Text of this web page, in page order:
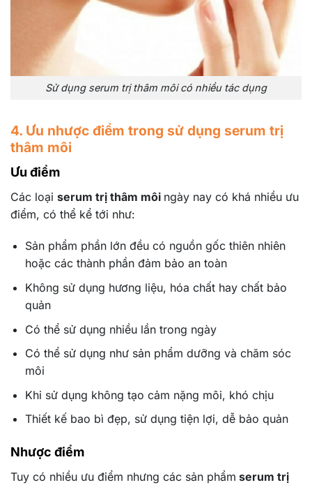
Sử dụng serum trị thâm môi có nhiều tác dụng
4. Ưu nhược điểm trong sử dụng serum trị
thâm môi
Ưu điểm
Các loại serum trị thâm môi ngày nay có khá nhiều ưu
điểm, có thể kể tới như:
Sản phẩm phần lớn đều có nguồn gốc thiên nhiên
hoặc các thành phần đảm bảo an toàn
Không sử dụng hương liệu, hóa chất hay chất bảo
quản
Có thể sử dụng nhiều lần trong ngày
Có thể sử dụng như sản phẩm dưỡng và chăm sóc
môi
Khi sử dụng không tạo cảm nặng môi, khó chịu
Thiết kế bao bì đẹp, sử dụng tiện lợi, dễ bảo quản
Nhược điểm
Tuy có nhiều ưu điểm nhưng các sản phẩm serum trị